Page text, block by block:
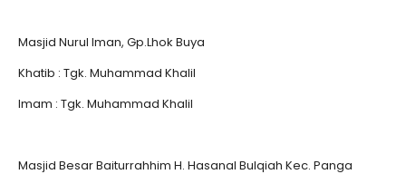
Masjid Nurul Iman, Gp.Lhok Buya
Khatib : Tgk. Muhammad Khalil
Imam : Tgk. Muhammad Khalil
Masjid Besar Baiturrahhim H. Hasanal Bulqiah Kec. Panga